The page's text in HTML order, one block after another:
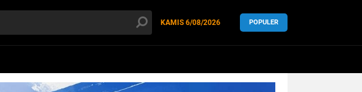
KAMIS 6/08/2026 POPULER